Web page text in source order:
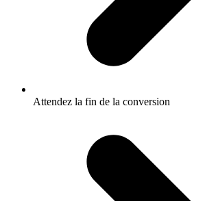
Attendez la fin de la conversion